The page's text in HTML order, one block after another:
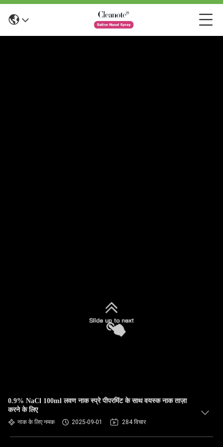
0.9% NaCl 100ml लवण नाक स्प्रे पीपरमिंट के साथ वयस्क नाक ताज़ा
करने के लिए
नाक के लिए नमक 2025-09-01 284 विचार